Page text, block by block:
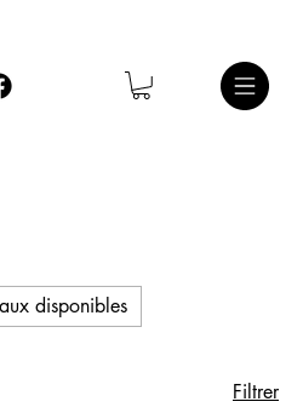
disponibles
Filtrer